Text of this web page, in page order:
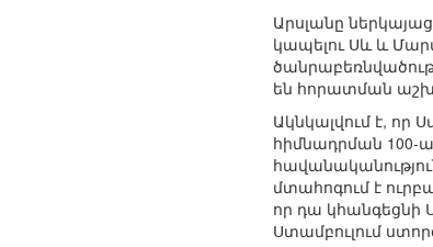
Արսլանը
կապելու Սև և
են հորատման
Ակնկալվում է, որ
հիմնադրման 100-
մտահոգում է
որ դա կհանգեցնի
Ստամբուլում